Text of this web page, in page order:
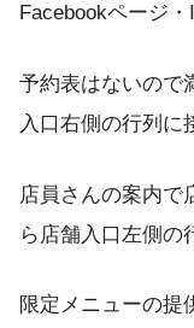
Facebookページ・
予約表はないので
入口右側の行列に
店員さんの案内で
ら店舗入口左側の
限定メニューの提